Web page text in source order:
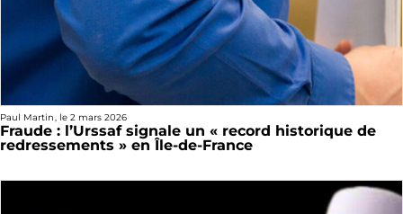
Paul Martin, le 2 mars 2026
Fraude : l’Urssaf signale un « record historique de
redressements » en Île-de-France